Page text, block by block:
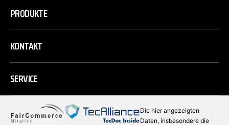
PRODUKTE
KONTAKT
SERVICE
Die hier angezeigten
Daten, insbesondere die